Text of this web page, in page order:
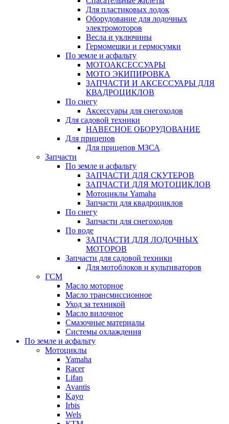
Для пластиковых лодок
Оборудование для лодочных
электромоторов
Весла и уключины
Гермомешки и гермосумки
По земле и асфальту
МОТОАКСЕССУАРЫ
МОТО ЭКИПИРОВКА
ЗАПЧАСТИ И АКСЕССУАРЫ ДЛЯ
КВАДРОЦИКЛОВ
По снегу
Аксессуары для снегоходов
Для садовой техники
НАВЕСНОЕ ОБОРУДОВАНИЕ
Для прицепов
Для прицепов МЗСА
Запчасти
По земле и асфальту
ЗАПЧАСТИ ДЛЯ СКУТЕРОВ
ЗАПЧАСТИ ДЛЯ МОТОЦИКЛОВ
Мотоциклы Yamaha
Запчасти для квадроциклов
По снегу
Запчасти для снегоходов
По воде
ЗАПЧАСТИ ДЛЯ ЛОДОЧНЫХ
МОТОРОВ
Запчасти для садовой техники
Для мотоблоков и культиваторов
ГСМ
Масло моторное
Масло трансмиссионное
Уход за техникой
Масло вилочное
Смазочные материалы
Системы охлаждения
По земле и асфальту
Мотоциклы
Yamaha
Racer
Lifan
Avantis
Kayo
Irbis
Wels